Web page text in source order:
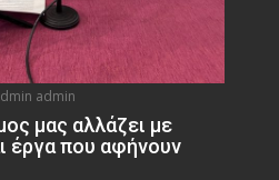
admin
μας αλλάζει με
έργα που αφήνουν